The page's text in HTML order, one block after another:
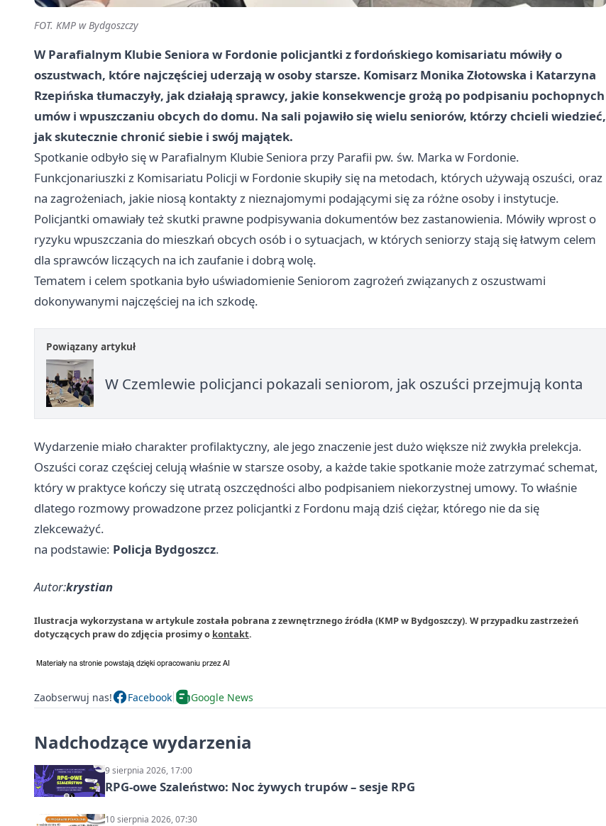
FOT. KMP w Bydgoszczy
W Parafialnym Klubie Seniora w Fordonie policjantki z fordońskiego komisariatu mówiły o
oszustwach, które najczęściej uderzają w osoby starsze. Komisarz Monika Złotowska i Katarzyna
Rzepińska tłumaczyły, jak działają sprawcy, jakie konsekwencje grożą po podpisaniu pochopnych
umów i wpuszczaniu obcych do domu. Na sali pojawiło się wielu seniorów, którzy chcieli wiedzieć,
jak skutecznie chronić siebie i swój majątek.
Spotkanie odbyło się w Parafialnym Klubie Seniora przy Parafii pw. św. Marka w Fordonie.
Funkcjonariuszki z Komisariatu Policji w Fordonie skupiły się na metodach, których używają oszuści, oraz
na zagrożeniach, jakie niosą kontakty z nieznajomymi podającymi się za różne osoby i instytucje.
Policjantki omawiały też skutki prawne podpisywania dokumentów bez zastanowienia. Mówiły wprost o
ryzyku wpuszczania do mieszkań obcych osób i o sytuacjach, w których seniorzy stają się łatwym celem
dla sprawców liczących na ich zaufanie i dobrą wolę.
Tematem i celem spotkania było uświadomienie Seniorom zagrożeń związanych z oszustwami
dokonywanymi najczęściej na ich szkodę.
Powiązany artykuł
W Czemlewie policjanci pokazali seniorom, jak oszuści przejmują konta
Wydarzenie miało charakter profilaktyczny, ale jego znaczenie jest dużo większe niż zwykła prelekcja.
Oszuści coraz częściej celują właśnie w starsze osoby, a każde takie spotkanie może zatrzymać schemat,
który w praktyce kończy się utratą oszczędności albo podpisaniem niekorzystnej umowy. To właśnie
dlatego rozmowy prowadzone przez policjantki z Fordonu mają dziś ciężar, którego nie da się
zlekceważyć.
na podstawie: Policja Bydgoszcz.
Autor:krystian
Ilustracja wykorzystana w artykule została pobrana z zewnętrznego źródła (KMP w Bydgoszczy). W przypadku zastrzeżeń
dotyczących praw do zdjęcia prosimy o kontakt.
Zaobserwuj nas! Facebook Google News
Nadchodzące wydarzenia
9 sierpnia 2026, 17:00
RPG-owe Szaleństwo: Noc żywych trupów – sesje RPG
10 sierpnia 2026, 07:30